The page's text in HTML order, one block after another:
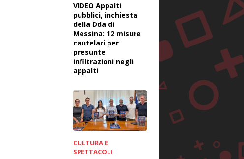
VIDEO Appalti
pubblici, inchiesta
della Dda di
Messina: 12 misure
cautelari per
presunte
infiltrazioni negli
appalti
CULTURA E
SPETTACOLI